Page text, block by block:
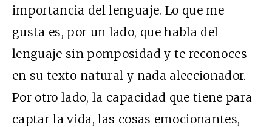
importancia del lenguaje. Lo que me
gusta es, por un lado, que habla del
lenguaje sin pomposidad y te reconoces
en su texto natural y nada aleccionador.
Por otro lado, la capacidad que tiene para
captar la vida, las cosas emocionantes,